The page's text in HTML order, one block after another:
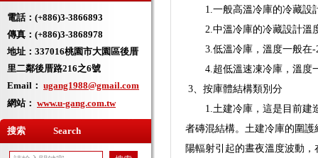
電話：(+886)3-3866893
傳真：(+886)3-3868978
地址： 337016桃園市大園區後厝
里二鄰後厝路216之6號
Email： ugang1988@gmail.com
網站： www.u-gang.com.tw
搜索 Search
1.一般高溫冷庫的冷藏設
2.中溫冷庫的冷藏設計溫
3.低溫冷庫，溫度一般在-
4.超低溫速凍冷庫，溫度
3、按庫體結構類別分
1.土建冷庫，這是目前建造
者磚混結構。土建冷庫的圍
陽輻射引起的晝夜溫度波